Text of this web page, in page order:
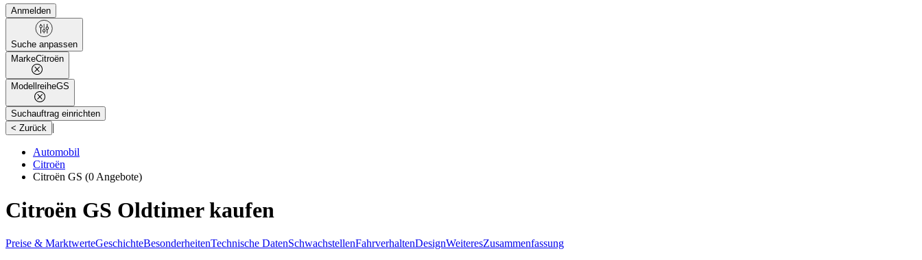
Anmelden
Suche anpassen
MarkeCitroën
ModellreiheGS
Suchauftrag einrichten
< Zurück
|
Automobil
Citroën
Citroën GS (0 Angebote)
Citroën GS Oldtimer kaufen
Preise & MarktwerteGeschichteBesonderheitenTechnische DatenSchwachstellenFahrverhaltenDesignWeiteresZusammenfassung